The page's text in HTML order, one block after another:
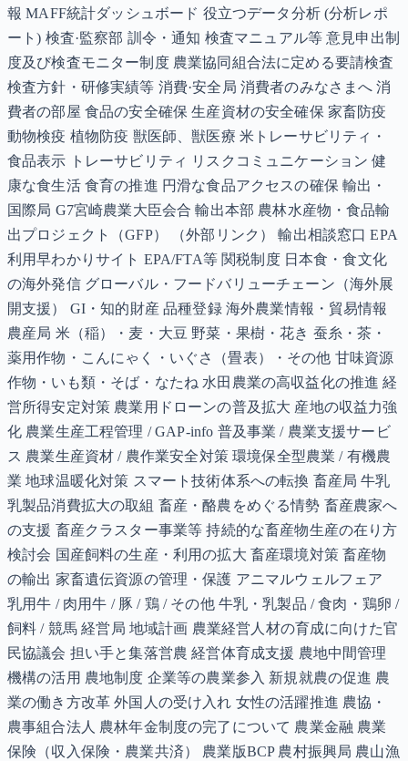
報 MAFF統計ダッシュボード 役立つデータ分析 (分析レポ
ート) 検査·監察部 訓令・通知 検査マニュアル等 意見申出制
度及び検査モニター制度 農業協同組合法に定める要請検査
検査方針・研修実績等 消費·安全局 消費者のみなさまへ 消
費者の部屋 食品の安全確保 生産資材の安全確保 家畜防疫
動物検疫 植物防疫 獣医師、獣医療 米トレーサビリティ・
食品表示 トレーサビリティ リスクコミュニケーション 健
康な食生活 食育の推進 円滑な食品アクセスの確保 輸出・
国際局 G7宮崎農業大臣会合 輸出本部 農林水産物・食品輸
出プロジェクト（GFP） （外部リンク） 輸出相談窓口 EPA
利用早わかりサイト EPA/FTA等 関税制度 日本食・食文化
の海外発信 グローバル・フードバリューチェーン（海外展
開支援） GI・知的財産 品種登録 海外農業情報・貿易情報
農産局 米（稲）・麦・大豆 野菜・果樹・花き 蚕糸・茶・
薬用作物・こんにゃく・いぐさ（畳表）・その他 甘味資源
作物・いも類・そば・なたね 水田農業の高収益化の推進 経
営所得安定対策 農業用ドローンの普及拡大 産地の収益力強
化 農業生産工程管理 / GAP-info 普及事業 / 農業支援サービ
ス 農業生産資材 / 農作業安全対策 環境保全型農業 / 有機農
業 地球温暖化対策 スマート技術体系への転換 畜産局 牛乳
乳製品消費拡大の取組 畜産・酪農をめぐる情勢 畜産農家へ
の支援 畜産クラスター事業等 持続的な畜産物生産の在り方
検討会 国産飼料の生産・利用の拡大 畜産環境対策 畜産物
の輸出 家畜遺伝資源の管理・保護 アニマルウェルフェア
乳用牛 / 肉用牛 / 豚 / 鶏 / その他 牛乳・乳製品 / 食肉・鶏卵 /
飼料 / 競馬 経営局 地域計画 農業経営人材の育成に向けた官
民協議会 担い手と集落営農 経営体育成支援 農地中間管理
機構の活用 農地制度 企業等の農業参入 新規就農の促進 農
業の働き方改革 外国人の受け入れ 女性の活躍推進 農協・
農事組合法人 農林年金制度の完了について 農業金融 農業
保険（収入保険・農業共済） 農業版BCP 農村振興局 農山漁